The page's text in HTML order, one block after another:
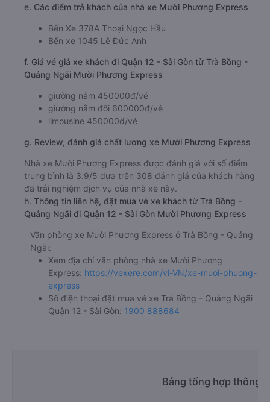
e. Các điểm trả khách của nhà xe Mười Phương Express
Bến Xe 378A Thoại Ngọc Hầu
Bến xe 1045 Lê Đức Anh
f. Giá vé giá xe khách đi Quận 12 - Sài Gòn từ Trà Bồng -
Quảng Ngãi Mười Phương Express
giường nằm 450000đ/vé
giường nằm đôi 600000đ/vé
limousine 450000đ/vé
g. Review, đánh giá chất lượng xe Mười Phương Express
Nhà xe Mười Phương Express được đánh giá với số điểm
trung bình là 3.9/5 dựa trên 308 đánh giá của khách hàng
đã trải nghiệm dịch vụ của nhà xe này.
h. Thông tin liên hệ, đặt mua vé xe khách từ Trà Bồng -
Quảng Ngãi đi Quận 12 - Sài Gòn Mười Phương Express
Văn phòng xe Mười Phương Express ở Trà Bồng - Quảng
Ngãi:
Xem địa chỉ văn phòng nhà xe Mười Phương
Express: https://vexere.com/vi-VN/xe-muoi-phuong-
express
Số điện thoại đặt mua vé xe Trà Bồng - Quảng Ngãi
Quận 12 - Sài Gòn: 1900 888684
Bảng tổng hợp thông